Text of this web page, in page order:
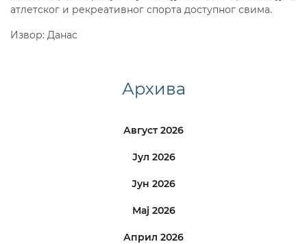
атлетског и рекреативног спорта доступног свима.
Извор: Данас
Архива
Август 2026
Јул 2026
Јун 2026
Мај 2026
Април 2026